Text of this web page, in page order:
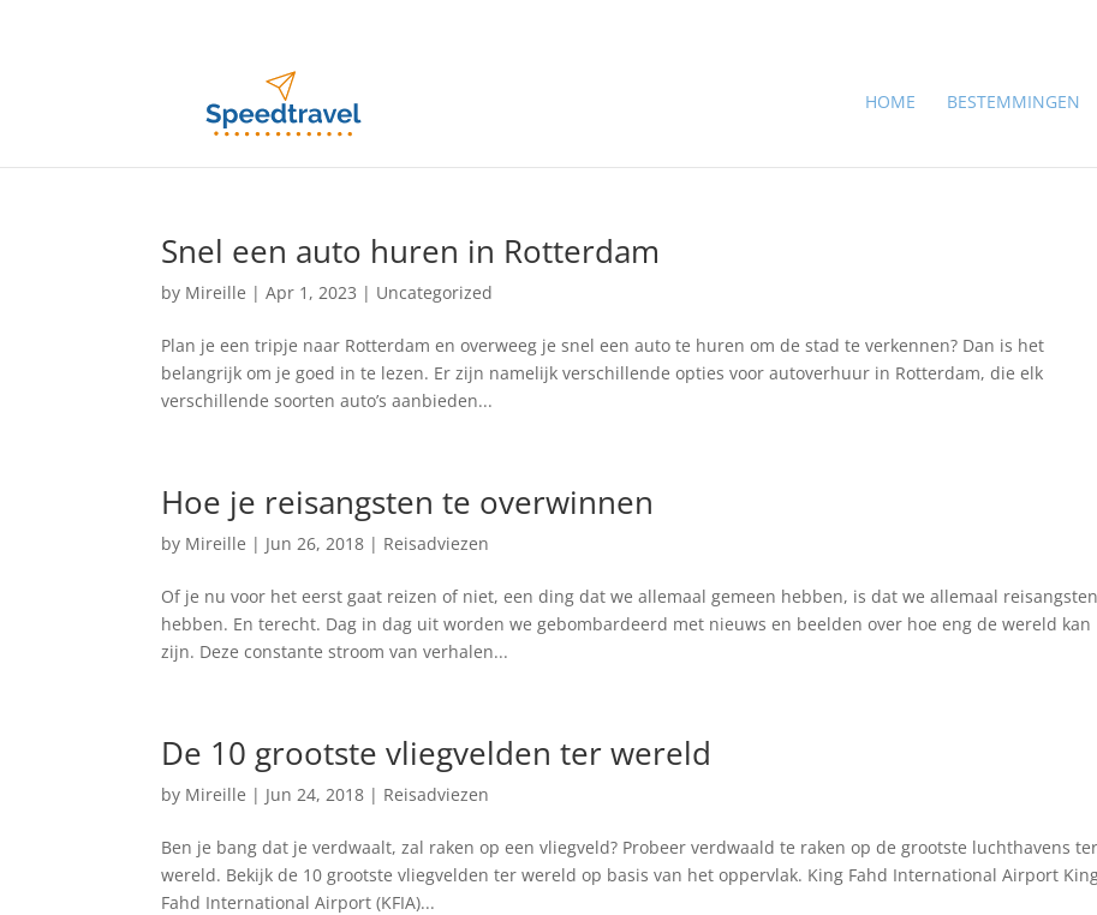
HOME BESTEMMINGEN
Snel een auto huren in Rotterdam
by Mireille |Apr 1, 2023 | Uncategorized
Plan je een tripje naar Rotterdam en overweeg je snel een auto te huren om de stad te verkennen? Dan is het
belangrijk om je goed in te lezen. Er zijn namelijk verschillende opties voor autoverhuur in Rotterdam, die elk
verschillende soorten auto’s aanbieden...
Hoe je reisangsten te overwinnen
by Mireille | Jun 26, 2018 | Reisadviezen
Of je nu voor het eerst gaat reizen of niet, een ding dat we allemaal gemeen hebben, is dat we allemaal reisangsten
hebben. En terecht. Dag in dag uit worden we gebombardeerd met nieuws en beelden over hoe eng de wereld kan
zijn. Deze constante stroom van verhalen...
De 10 grootste vliegvelden ter wereld
by Mireille | Jun 24, 2018 | Reisadviezen
Ben je bang dat je verdwaalt, zal raken op een vliegveld? Probeer verdwaald te raken op de grootste luchthavens ter
wereld. Bekijk de 10 grootste vliegvelden ter wereld op basis van het oppervlak. King Fahd International Airport
Fahd International Airport (KFIA)...